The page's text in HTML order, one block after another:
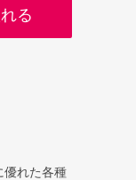
る
優れた各種